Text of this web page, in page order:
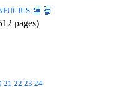
pages)
21 22 23 24